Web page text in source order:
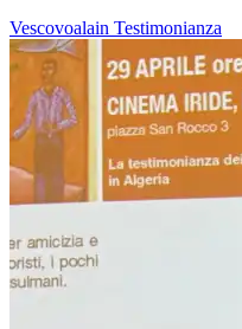
Vescovoalain Testimonianza